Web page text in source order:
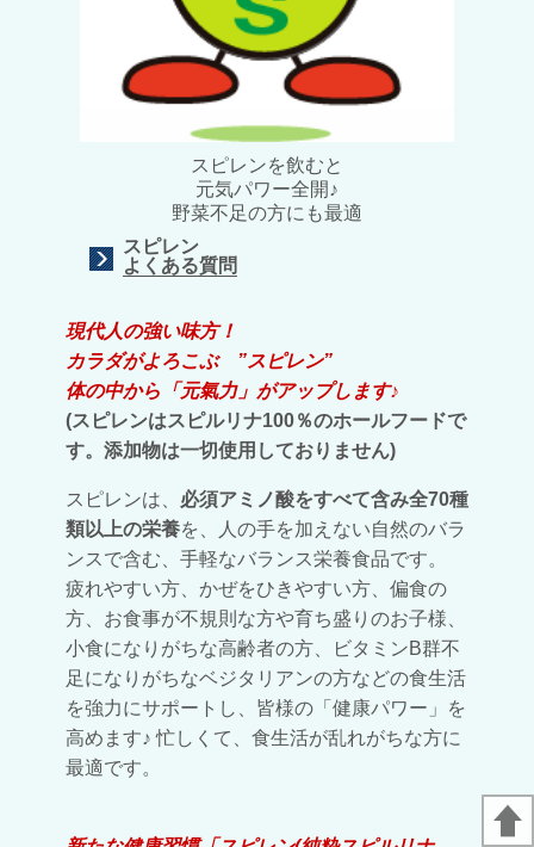
スピレンを飲むと
元気パワー全開♪
野菜不足の方にも最適
スピレン
よくある質問
現代人の強い味方！
カラダがよろこぶ ”スピレン”
体の中から「元氣力」がアップします♪
(スピレンはスピルリナ100％のホールフードで
す。添加物は一切使用しておりません)
スピレンは、 必須アミノ酸をすべて含み全70種
類以上の栄養を、人の手を加えない自然のバラ
ンスで含む、手軽なバランス栄養食品です。
疲れやすい方、かぜをひきやすい方、偏食の
方、お食事が不規則な方や育ち盛りのお子様、
小食になりがちな高齢者の方、ビタミンB群不
足になりがちなベジタリアンの方などの食生活
を強力にサポートし、皆様の「健康パワー」を
高めます♪ 忙しくて、食生活が乱れがちな方に
最適です。